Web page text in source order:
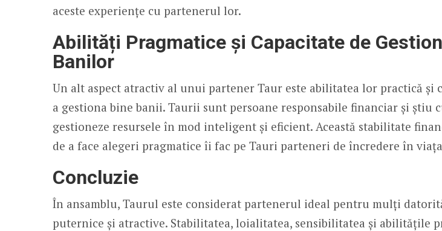
aceste experiențe cu partenerul lor.
Abilități Pragmatice și Capacitate de
Banilor
Un alt aspect atractiv al unui partener Taur este abilitatea lor practică și
a gestiona bine banii. Taurii sunt persoane responsabile financiar și știu
gestioneze resursele în mod inteligent și eficient. Această stabilitate
de a face alegeri pragmatice îi fac pe Tauri parteneri de încredere în
Concluzie
În ansamblu, Taurul este considerat partenerul ideal pentru mulți
puternice și atractive. Stabilitatea, loialitatea, sensibilitatea și abilitățile